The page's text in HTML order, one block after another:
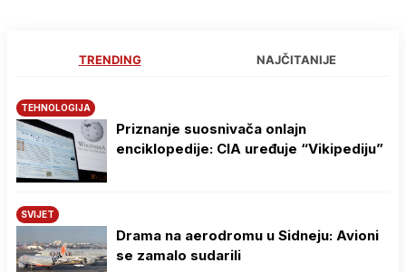
TRENDING NAJČITANIJE
TEHNOLOGIJA
Priznanje suosnivača onlajn
enciklopedije: CIA uređuje “Vikipediju”
SVIJET
Drama na aerodromu u Sidneju: Avioni
se zamalo sudarili